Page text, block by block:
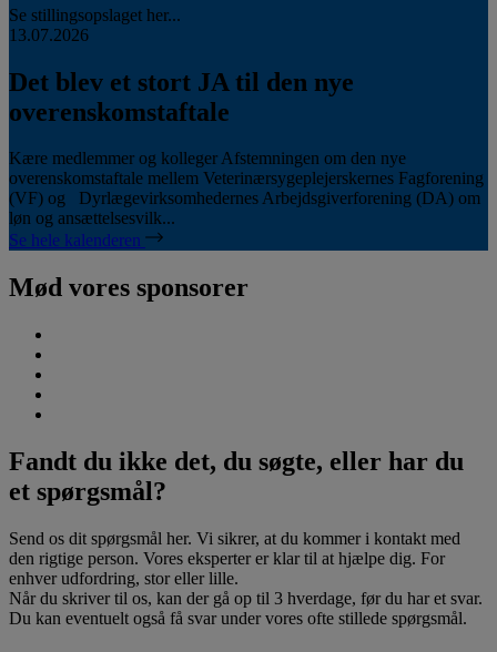
Se stillingsopslaget her...
13.07.2026
Det blev et stort JA til den nye
overenskomstaftale
Kære medlemmer og kolleger Afstemningen om den nye
overenskomstaftale mellem Veterinærsygeplejerskernes Fagforening
(VF) og Dyrlægevirksomhedernes Arbejdsgiverforening (DA) om
løn og ansættelsesvilk...
Se hele kalenderen
Mød vores sponsorer
Fandt du ikke det, du søgte, eller har du
et spørgsmål?
Send os dit spørgsmål her. Vi sikrer, at du kommer i kontakt med
den rigtige person. Vores eksperter er klar til at hjælpe dig. For
enhver udfordring, stor eller lille.
Når du skriver til os, kan der gå op til 3 hverdage, før du har et svar.
Du kan eventuelt også få svar under vores ofte stillede spørgsmål.